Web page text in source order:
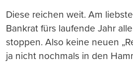
Diese reichen weit. Am
Bankrat fürs laufende Jahr
stoppen. Also keine neuen
ja nicht nochmals in den